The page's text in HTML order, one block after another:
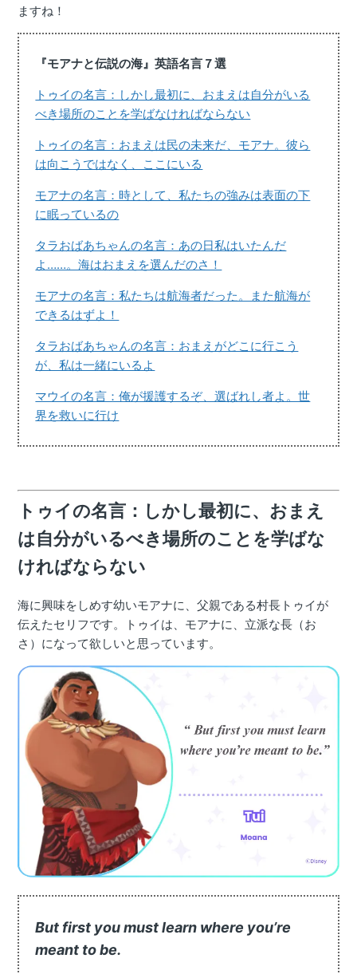
ますね！
『モアナと伝説の海』英語名言７選
トゥイの名言：しかし最初に、おまえは自分がいる
べき場所のことを学ばなければならない
トゥイの名言：おまえは民の未来だ、モアナ。彼ら
は向こうではなく、ここにいる
モアナの名言：時として、私たちの強みは表面の下
に眠っているの
タラおばあちゃんの名言：あの日私はいたんだ
よ……。海はおまえを選んだのさ！
モアナの名言：私たちは航海者だった。また航海が
できるはずよ！
タラおばあちゃんの名言：おまえがどこに行こう
が、私は一緒にいるよ
マウイの名言：俺が援護するぞ、選ばれし者よ。世
界を救いに行け
トゥイの名言：しかし最初に、おまえ
は自分がいるべき場所のことを学ばな
ければならない
海に興味をしめす幼いモアナに、父親である村長トゥイが
伝えたセリフです。トゥイは、モアナに、立派な長（お
さ）になって欲しいと思っています。
But first you must learn where you’re
meant to be.